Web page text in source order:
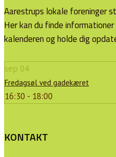
Aarestrups lokale foreninger
Her kan du finde
kalenderen og holde dig
sep 04
Fredagsøl ved gadekæret
16:30 - 18:00
KONTAKT